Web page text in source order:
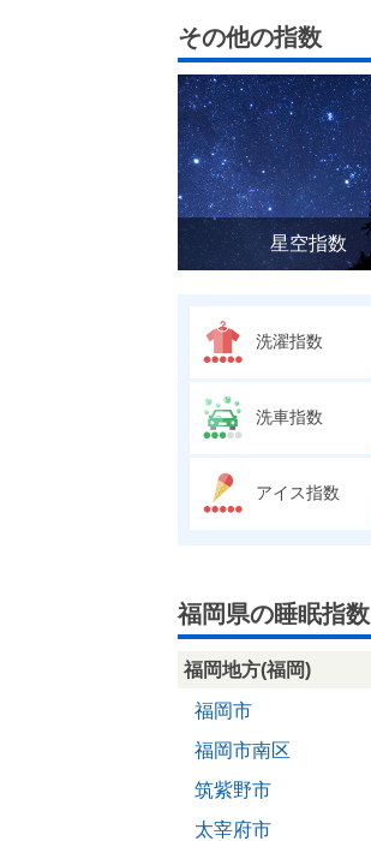
その他の指数
星空指数
洗濯指数
洗車指数
アイス指数
福岡県の睡眠指数
福岡地方(福岡)
福岡市
福岡市南区
筑紫野市
太宰府市